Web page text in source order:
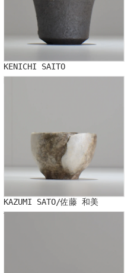
KENICHI SAITO
KAZUMI SATO/佐藤 和美
Yuko Sugama